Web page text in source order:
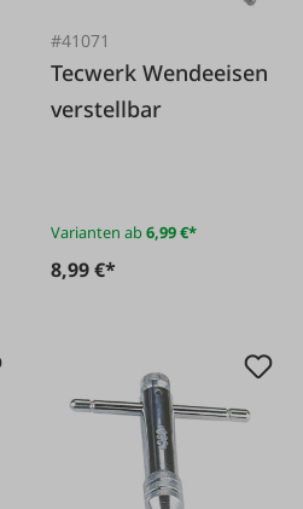
#41071
Tecwerk Wendeeisen
verstellbar
Varianten ab6,99 €*
8,99 €*